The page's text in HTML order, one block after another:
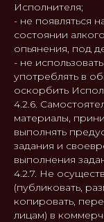
Исполнителя;
- не появляться
состоянии
опьянения, под
- не
употреблять в
оскорбить
4.2.6.
материалы,
выполнять
задания и
выполнения
4.2.7. Не
(публиковать,
копировать,
лицам) в